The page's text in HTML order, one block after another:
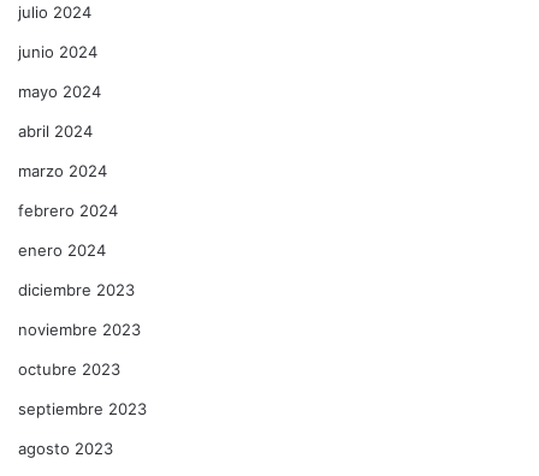
julio 2024
junio 2024
mayo 2024
abril 2024
marzo 2024
febrero 2024
enero 2024
diciembre 2023
noviembre 2023
octubre 2023
septiembre 2023
agosto 2023